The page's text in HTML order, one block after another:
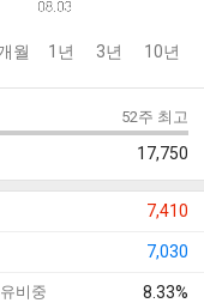
월 1년 3년 10년
52주 최고
17,750
7,410
7,030
비중 8.33%